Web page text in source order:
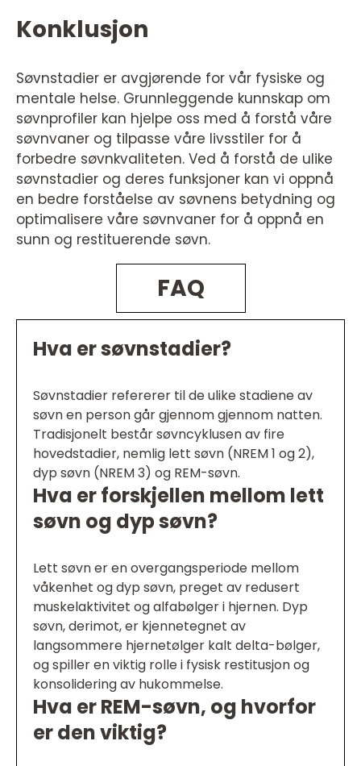
Konklusjon
Søvnstadier er avgjørende for vår fysiske og
mentale helse. Grunnleggende kunnskap om
søvnprofiler kan hjelpe oss med å forstå våre
søvnvaner og tilpasse våre livsstiler for å
forbedre søvnkvaliteten. Ved å forstå de ulike
søvnstadier og deres funksjoner kan vi oppnå
en bedre forståelse av søvnens betydning og
optimalisere våre søvnvaner for å oppnå en
sunn og restituerende søvn.
FAQ
Hva er søvnstadier?
Søvnstadier refererer til de ulike stadiene av
søvn en person går gjennom gjennom natten.
Tradisjonelt består søvncyklusen av fire
hovedstadier, nemlig lett søvn (NREM 1 og 2),
dyp søvn (NREM 3) og REM-søvn.
Hva er forskjellen mellom lett
søvn og dyp søvn?
Lett søvn er en overgangsperiode mellom
våkenhet og dyp søvn, preget av redusert
muskelaktivitet og alfabølger i hjernen. Dyp
søvn, derimot, er kjennetegnet av
langsommere hjernetølger kalt delta-bølger,
og spiller en viktig rolle i fysisk restitusjon og
konsolidering av hukommelse.
Hva er REM-søvn, og hvorfor
er den viktig?